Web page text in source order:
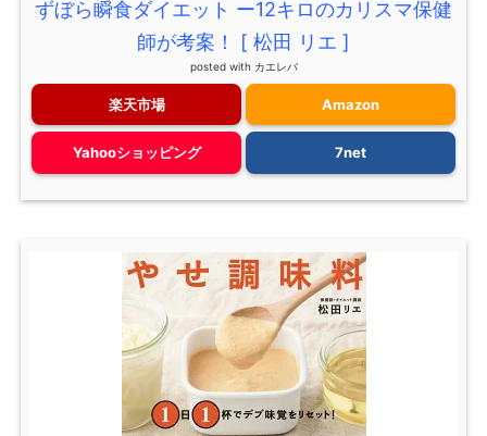
ずぼら瞬食ダイエット ー12キロのカリスマ保健
師が考案！ [ 松田 リエ ]
posted with カエレバ
楽天市場 Amazon
Yahooショッピング 7net